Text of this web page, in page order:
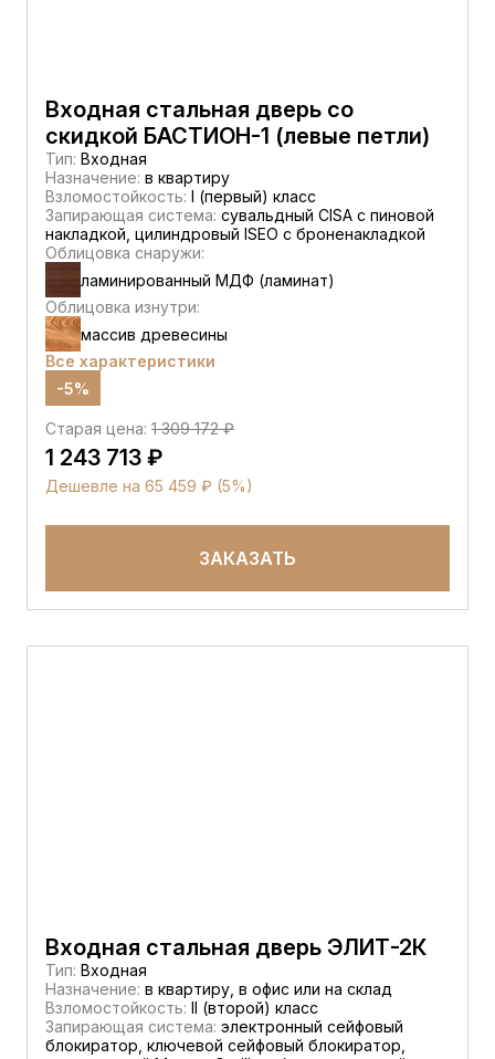
Входная стальная дверь со
скидкой БАСТИОН-1 (левые петли)
Тип: Входная
Назначение: в квартиру
Взломостойкость: I (первый) класс
Запирающая система: сувальдный CISA c пиновой
накладкой, цилиндровый ISEO с броненакладкой
Облицовка снаружи:
ламинированный МДФ (ламинат)
Облицовка изнутри:
массив древесины
Все характеристики
-5%
Старая цена: 1 309 172 ₽
1 243 713 ₽
Дешевле на 65 459 ₽ (5%)
ЗАКАЗАТЬ
Входная стальная дверь ЭЛИТ-2К
Тип: Входная
Назначение: в квартиру, в офис или на склад
Взломостойкость: II (второй) класс
Запирающая система: электронный сейфовый
блокиратор, ключевой сейфовый блокиратор,